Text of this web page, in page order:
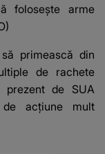
folosește arme
primească din
de rachete
prezent de SUA
acţiune mult